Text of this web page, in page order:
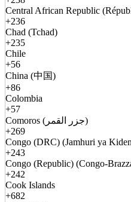
Central African Republic
+236
Chad (Tchad)
+235
Chile
+56
China (中国)
+86
Colombia
+57
Comoros (جزر القمر)
+269
Congo (DRC) (Jamhuri ya
+243
Congo (Republic) (Congo-
+242
Cook Islands
+682